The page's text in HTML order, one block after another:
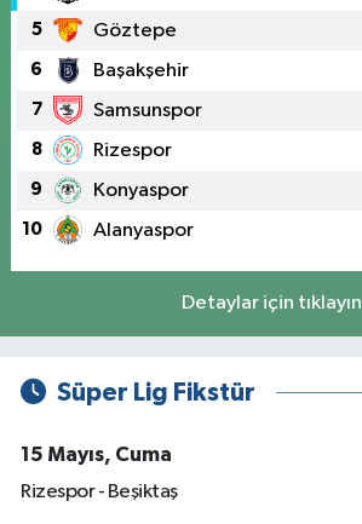
5 Göztepe
6 Başakşehir
7 Samsunspor
8 Rizespor
9 Konyaspor
10 Alanyaspor
Detaylar için tıklayın
Süper Lig Fikstür
15 Mayıs, Cuma
Rizespor - Beşiktaş